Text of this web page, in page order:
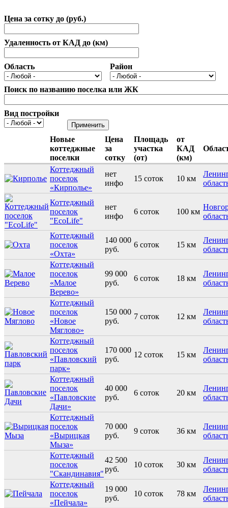
Цена за сотку до (руб.)
Удаленность от КАД до (км)
Область Район
Поиск по названию поселка или ЖК
Вид постройки
Новые
коттеджные
поселки
Цена
за
сотку
Площадь
участка
(от)
от
КАД
(км)
Коттеджный
поселок
«Кирполье»
нет
инфо
15 соток 10 км
Коттеджный
поселок
"EcoLife"
нет
инфо
6 соток 100 км
Коттеджный
поселок
«Охта»
140 000
руб.
6 соток 15 км
Коттеджный
поселок
«Малое
Верево»
99 000
руб.
6 соток 18 км
Коттеджный
поселок
«Новое
Мяглово»
150 000
руб.
7 соток 12 км
Коттеджный
поселок
«Павловский
парк»
170 000
руб.
12 соток 15 км
Коттеджный
поселок
«Павловские
Дачи»
40 000
руб.
6 соток 20 км
Коттеджный
поселок
«Вырицкая
Мыза»
70 000
руб.
9 соток 36 км
Коттеджный
поселок
"Скандинавия"
42 500
руб.
10 соток 30 км
Коттеджный
поселок
«Пейчала»
19 000
руб.
10 соток 78 км